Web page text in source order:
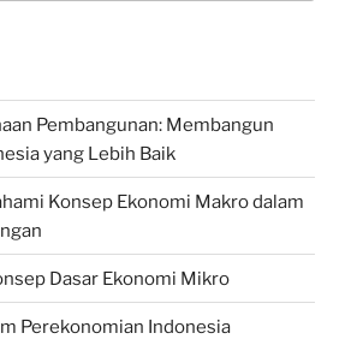
Pembangunan: Membangun
yang Lebih Baik
Konsep Ekonomi Makro dalam
Dasar Ekonomi Mikro
Perekonomian Indonesia